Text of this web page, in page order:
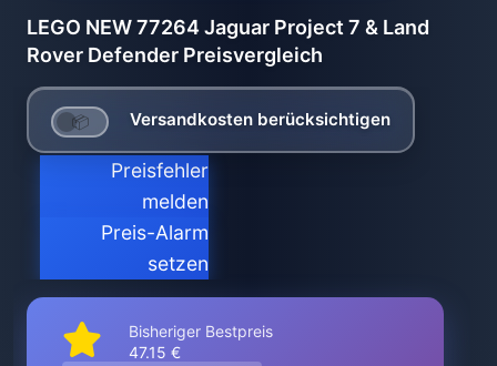
LEGO NEW 77264 Jaguar Project 7 & Land
Rover Defender Preisvergleich
Versandkosten berücksichtigen
Preisfehler
melden
Preis-Alarm
setzen
Bisheriger Bestpreis
47.15 €